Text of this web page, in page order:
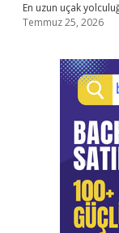
En uzun uçak
Temmuz 25, 2026